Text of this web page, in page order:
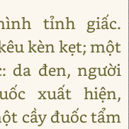
tỉnh giấc.
kèn kẹt; một
da đen, người
xuất hiện,
cầy đuốc tẩm